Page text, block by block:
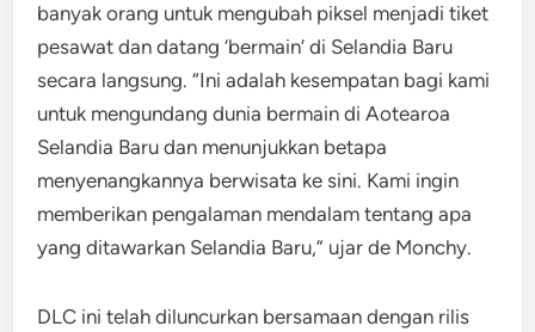
banyak orang untuk mengubah piksel menjadi tiket
pesawat dan datang ‘bermain’ di Selandia Baru
secara langsung. “Ini adalah kesempatan bagi kami
untuk mengundang dunia bermain di Aotearoa
Selandia Baru dan menunjukkan betapa
menyenangkannya berwisata ke sini. Kami ingin
memberikan pengalaman mendalam tentang apa
yang ditawarkan Selandia Baru,” ujar de Monchy.
DLC ini telah diluncurkan bersamaan dengan rilis